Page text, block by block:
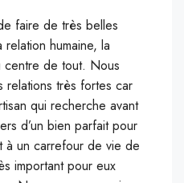
faire de très belles
humaine, la
centre de tout. Nous
relations très fortes car
qui recherche avant
d’un bien parfait pour
à un carrefour de vie de
important pour eux